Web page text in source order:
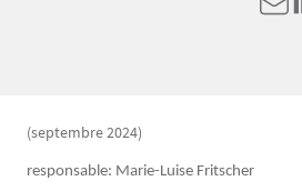
(septembre 2024)
responsable: Marie-Luise Fritscher